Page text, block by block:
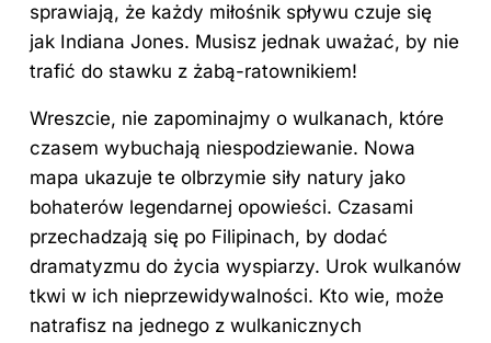
sprawiają, że każdy miłośnik spływu czuje się
jak Indiana Jones. Musisz jednak uważać, by nie
trafić do stawku z żabą-ratownikiem!
Wreszcie, nie zapominajmy o wulkanach, które
czasem wybuchają niespodziewanie. Nowa
mapa ukazuje te olbrzymie siły natury jako
bohaterów legendarnej opowieści. Czasami
przechadzają się po Filipinach, by dodać
dramatyzmu do życia wyspiarzy. Urok wulkanów
tkwi w ich nieprzewidywalności. Kto wie, może
natrafisz na jednego z wulkanicznych